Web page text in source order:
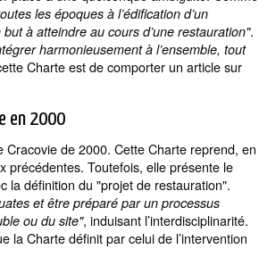
les époques à l’édification d’un
à atteindre au cours d’une restauration".
harmonieusement à l’ensemble, tout
Charte est de comporter un article sur
en 2000
de 2000. Cette Charte reprend, en
précédentes. Toutefois, elle présente le
la définition du "projet de restauration".
et être préparé par un processus
ou du site", induisant l’interdisciplinarité.
la Charte définit par celui de l’intervention